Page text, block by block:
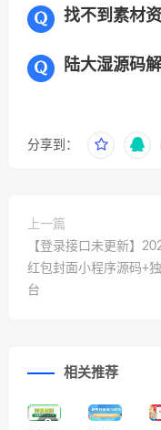
找不到素材
陆大湿源码
分享到：
上一篇
【登录接口未更新】
红包封面小程序源码+
台
相关推荐